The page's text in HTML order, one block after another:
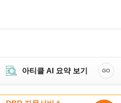
아티클 AI 요약 보기 GO